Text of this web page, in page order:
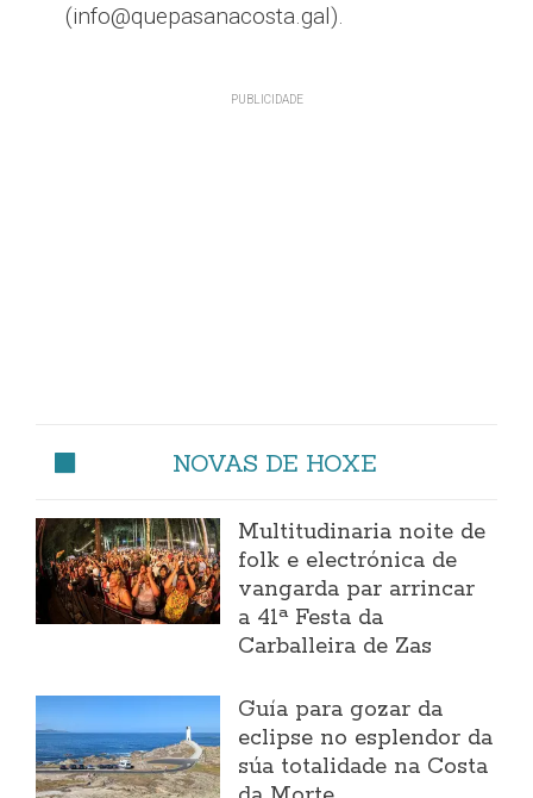
(info@quepasanacosta.gal).
NOVAS DE HOXE
Multitudinaria noite de
folk e electrónica de
vangarda par arrincar
a 41ª Festa da
Carballeira de Zas
Guía para gozar da
eclipse no esplendor da
súa totalidade na Costa